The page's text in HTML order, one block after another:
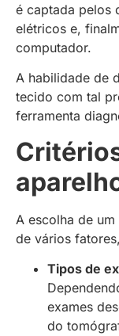
é captada pelos
elétricos e,
computador.
A habilidade de
tecido com tal
ferramenta
A escolha de
de vários
Tipos de
exames
do